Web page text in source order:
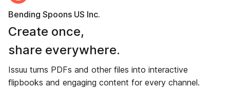
Bending Spoons US Inc.
Create once,
share everywhere.
Issuu turns PDFs and other files into interactive
flipbooks and engaging content for every channel.